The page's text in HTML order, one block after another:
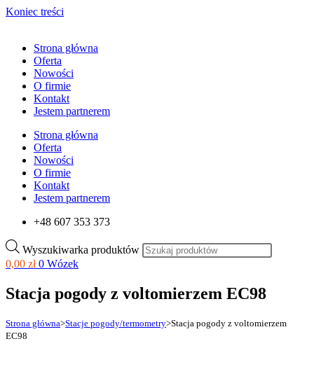
Koniec treści
Strona główna
Oferta
Nowości
O firmie
Kontakt
Jestem partnerem
Strona główna
Oferta
Nowości
O firmie
Kontakt
Jestem partnerem
+48 607 353 373
Wyszukiwarka produktów
0,00 zł 0 Wózek
Stacja pogody z voltomierzem EC98
Strona główna>Stacje pogody/termometry>Stacja pogody z voltomierzem
EC98